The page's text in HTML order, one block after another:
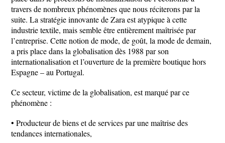
travers de nombreux phénomènes que nous réciterons par la
suite. La stratégie innovante de Zara est atypique à cette
industrie textile, mais semble être entièrement maîtrisée par
l’entreprise. Cette notion de mode, de goût, la mode de demain,
a pris place dans la globalisation dès 1988 par son
internationalisation et l’ouverture de la première boutique hors
Espagne – au Portugal.
Ce secteur, victime de la globalisation, est marqué par ce
phénomène :
• Producteur de biens et de services par une maîtrise des
tendances internationales,